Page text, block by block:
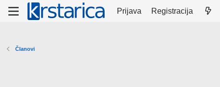
Prijava Registracija
Članovi